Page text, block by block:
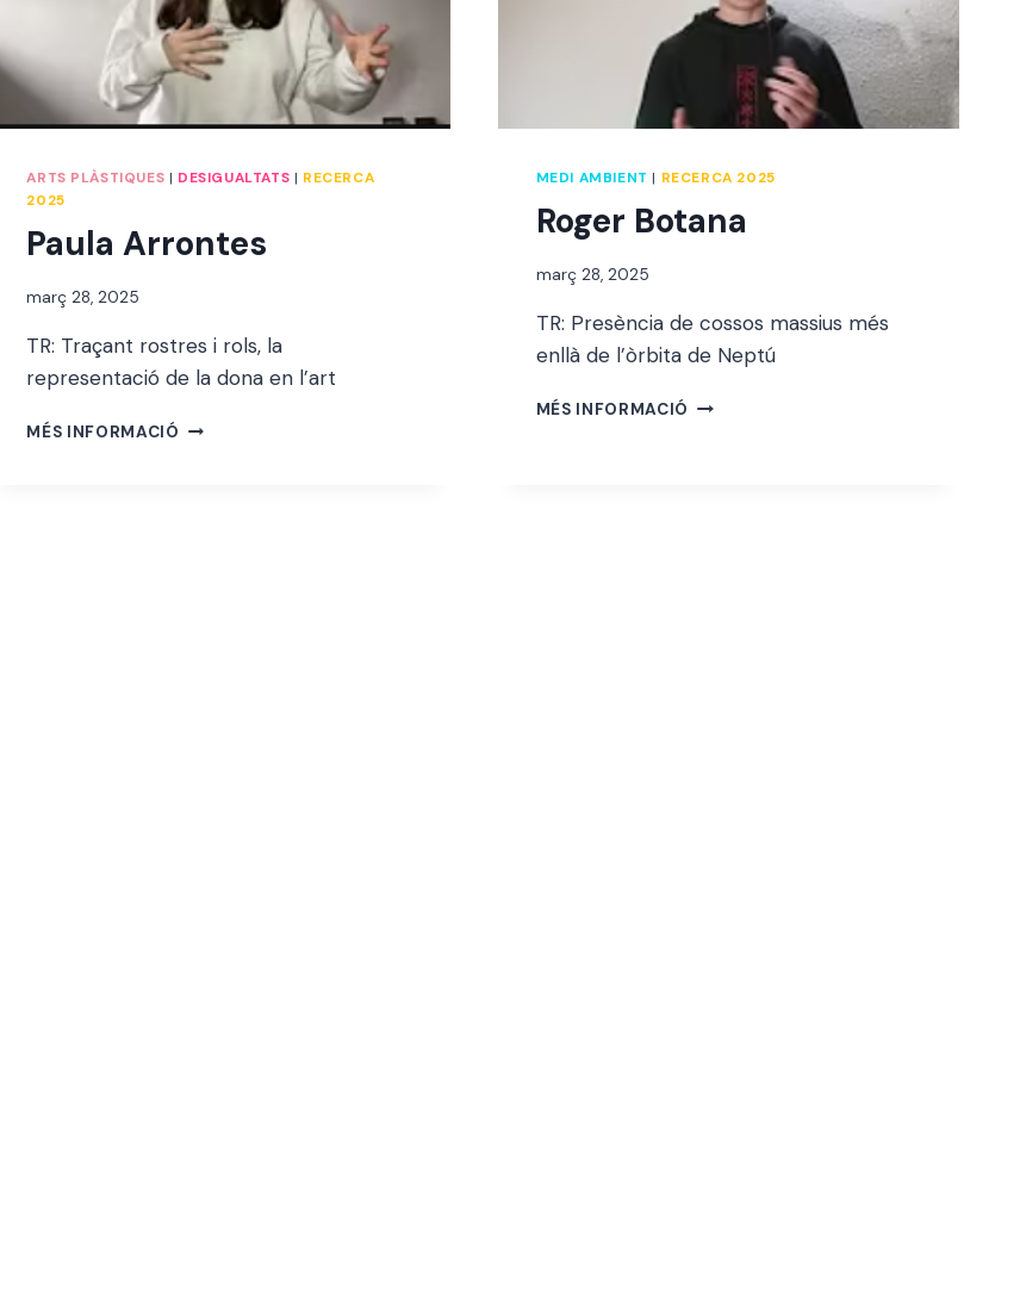
ARTS PLÀSTIQUES | DESIGUALTATS | RECERCA
2025
Paula Arrontes
Per
març 28, 2025
TR: Traçant rostres i rols, la
representació de la dona en l’art
MÉS INFORMACIÓ PAULA
MEDI AMBIENT | RECERCA 2025
Roger Botana
Per
març 28, 2025
TR: Presència de cossos massius més
enllà de l’òrbita de Neptú
MÉS INFORMACIÓ ROGER